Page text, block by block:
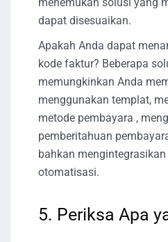
menemukan solusi yang
dapat disesuaikan.
Apakah Anda dapat
kode faktur? Beberapa
memungkinkan Anda
menggunakan templat,
metode pembayara ,
pemberitahuan
bahkan
otomatisasi.
5. Periksa Apa